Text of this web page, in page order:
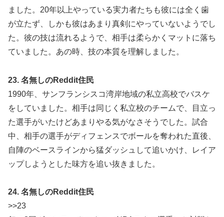
ました。20年以上やっている実力者たちも彼には全く歯
が立たず、しかも彼はあまり真剣にやっていないようでし
た。彼の技は流れるようで、相手は柔らかくマットに落ち
ていました。あの時、技の本質を理解しました。
23. 名無しのReddit住民
1990年、サンフランシスコ湾岸地域の私立高校でバスケ
をしていました。相手は同じく私立校のチームで、目立っ
た選手がいたけどあまりやる気がなさそうでした。試合
中、相手の選手がディフェンスでボールを奪われた直後、
自陣のベースラインから猛ダッシュして追いかけ、レイア
ップしようとした味方を追い抜きました。
24. 名無しのReddit住民
>>23